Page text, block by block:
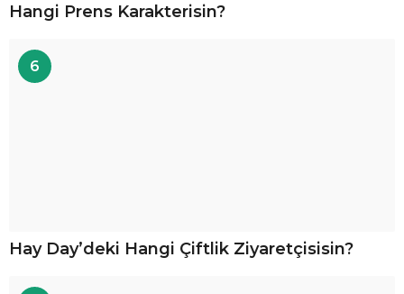
Hangi Prens Karakterisin?
6
Hay Day’deki Hangi Çiftlik Ziyaretçisisin?